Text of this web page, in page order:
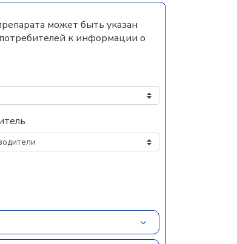
может быть указан
к информации о